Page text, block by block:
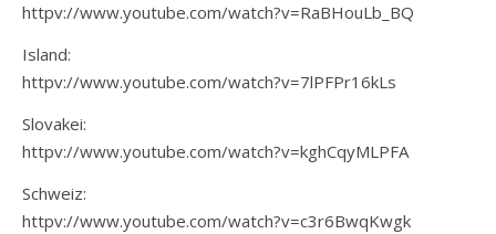
httpv://www.youtube.com/watch?v=RaBHouLb_BQ
Island:
httpv://www.youtube.com/watch?v=7lPFPr16kLs
Slovakei:
httpv://www.youtube.com/watch?v=kghCqyMLPFA
Schweiz:
httpv://www.youtube.com/watch?v=c3r6BwqKwgk